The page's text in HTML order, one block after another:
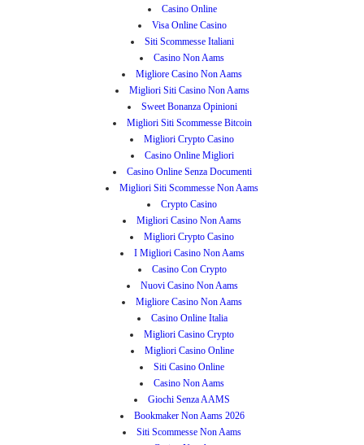
Casino Online
Visa Online Casino
Siti Scommesse Italiani
Casino Non Aams
Migliore Casino Non Aams
Migliori Siti Casino Non Aams
Sweet Bonanza Opinioni
Migliori Siti Scommesse Bitcoin
Migliori Crypto Casino
Casino Online Migliori
Casino Online Senza Documenti
Migliori Siti Scommesse Non Aams
Crypto Casino
Migliori Casino Non Aams
Migliori Crypto Casino
I Migliori Casino Non Aams
Casino Con Crypto
Nuovi Casino Non Aams
Migliore Casino Non Aams
Casino Online Italia
Migliori Casino Crypto
Migliori Casino Online
Siti Casino Online
Casino Non Aams
Giochi Senza AAMS
Bookmaker Non Aams 2026
Siti Scommesse Non Aams